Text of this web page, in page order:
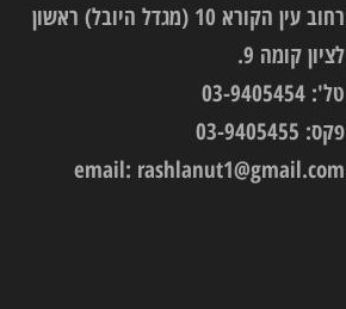
רחוב עין הקורא 10 (מגדל היובל) ראשון
לציון קומה 9.
טל': 03-9405454
פקס: 03-9405455
email: rashlanut1@gmail.com